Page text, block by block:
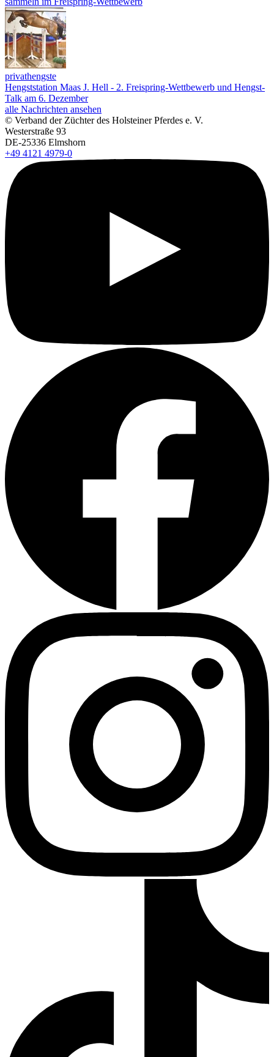
privathengste
Hengststation Maas J. Hell - 2. Freispring-Wettbewerb und Hengst-
Talk am 6. Dezember
alle Nachrichten ansehen
© Verband der Züchter des Holsteiner Pferdes e. V.
Westerstraße 93
DE-25336 Elmshorn
+49 4121 4979-0